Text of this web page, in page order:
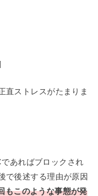
直ストレスがたまりま
あればブロックされ
で後述する理由が原因
このような事態が発